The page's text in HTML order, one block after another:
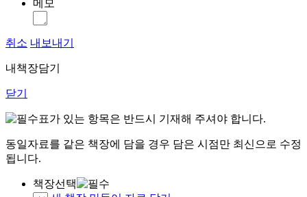
메모
취소 내보내기
내책장담기
닫기
표가 있는 항목은 반드시 기재해 주셔야 합니다.
동일자료를 같은 책장에 담을 경우 담은 시점만 최신으로 수정
됩니다.
책장선택